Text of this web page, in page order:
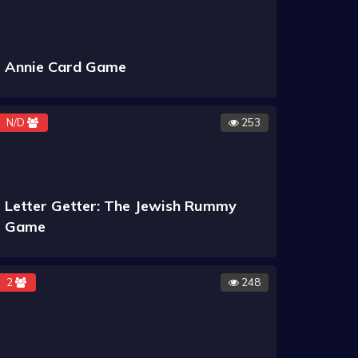
Annie Card Game
N/D 253
Letter Getter: The Jewish Rummy
Game
2 248